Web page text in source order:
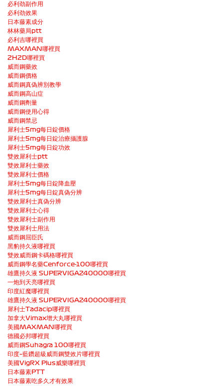
必利劲副作用
必利劲效果
日本藤素成分
林林藥局ptt
必利吉哪裡買
MAXMAN哪裡買
2H2D哪裡買
威而鋼藥效
威而鋼價格
威而鋼真偽辨別教學
威而鋼高山症
威而鋼劑量
威而鋼使用心得
威而鋼禁忌
犀利士5mg每日錠價格
犀利士5mg每日錠治療攝護腺
犀利士5mg每日錠功效
雙效犀利士ptt
雙效犀利士藥效
雙效犀利士價格
犀利士5mg每日錠降血壓
犀利士5mg每日錠真偽分辨
雙效犀利士真偽分辨
雙效犀利士心得
雙效犀利士副作用
雙效犀利士用法
威而鋼屈臣氏
黑豹持久液哪裡買
雙效威而鋼卡碼格哪裡買
威而鋼學名藥Cenforce-100哪裡買
雄鷹持久液 SUPERVIGA240000哪裡買
一炮到天亮哪裡買
印度紅魔哪裡買
雄鷹持久液 SUPERVIGA240000哪裡買
犀利士Tadacip哪裡買
加拿大Vimax增大丸哪裡買
美國MAXMAN哪裡買
德國必邦哪裡買
威而鋼Suhagra 100哪裡買
印度–藍鑽超級威而鋼雙效片哪裡買
美國VigRX Plus威樂哪裡買
日本藤素PTT
日本藤素吃多久才有效果